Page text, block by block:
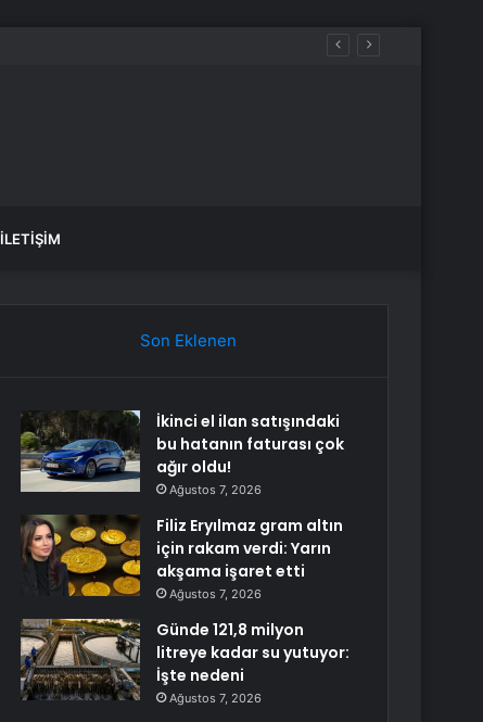
İLETIŞIM
Son Eklenen
İkinci el ilan satışındaki
bu hatanın faturası çok
ağır oldu!
Ağustos 7, 2026
Filiz Eryılmaz gram altın
için rakam verdi: Yarın
akşama işaret etti
Ağustos 7, 2026
Günde 121,8 milyon
litreye kadar su yutuyor:
İşte nedeni
Ağustos 7, 2026